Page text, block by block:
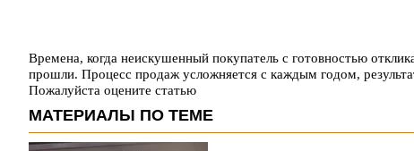
Времена, когда неискушенный покупатель с готовностью
прошли. Процесс продаж усложняется с каждым годом,
Пожалуйста оцените статью
МАТЕРИАЛЫ ПО ТЕМЕ